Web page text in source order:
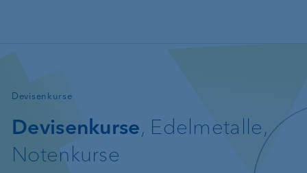
Devisenkurse
—
Devisenkurse, Edelmetalle,
Notenkurse